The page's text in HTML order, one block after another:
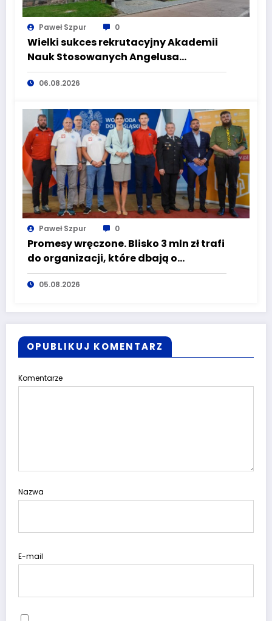
Paweł Szpur 0
Wielki sukces rekrutacyjny Akademii
Nauk Stosowanych Angelusa
Silesiusa! Uczelnia bije rekordy, ale Ty
wciąż masz szansę – weź udział w II
06.08.2026
Paweł Szpur 0
Promesy wręczone. Blisko 3 mln zł trafi
do organizacji, które dbają o
bezpieczeństwo mieszkańców
Dolnego Śląska
05.08.2026
OPUBLIKUJ KOMENTARZ
Komentarze
Nazwa
E-mail